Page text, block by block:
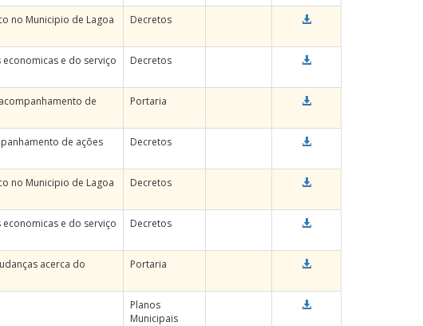
no Municipio de Lagoa
Decretos
economicas e do serviço
Decretos
de
Portaria
de ações
Decretos
no Municipio de Lagoa
Decretos
economicas e do serviço
Decretos
acerca do
Portaria
Planos
Municipais